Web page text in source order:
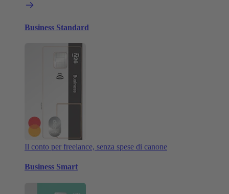
Business Standard
Il conto per freelance, senza spese di canone
Business Smart